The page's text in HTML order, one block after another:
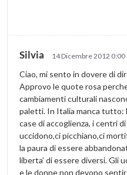
Silvia 14 Dicembre 2012 0:00
Ciao, mi sento in dovere di
Approvo le quote rosa
cambiamenti culturali
paletti. In Italia manca tutto:
case di accoglienza, i centri
uccidono,ci picchiano,ci
la paura di essere
liberta’ di essere diversi. Gli
e le donne non devono